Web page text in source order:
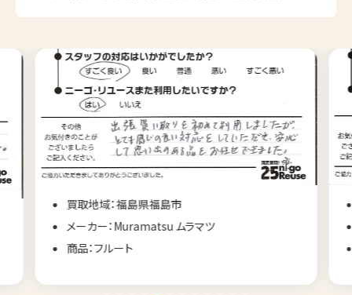
買取地域：北海道札幌市
メーカー：MTD
商品：ベース